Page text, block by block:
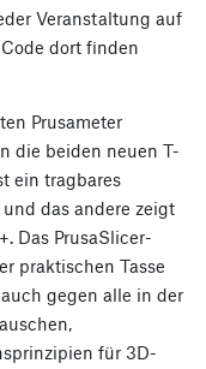
Veranstaltung auf
dort finden
Prusameter
die beiden neuen T-
ein tragbares
das andere zeigt
Das PrusaSlicer-
praktischen Tasse
gegen alle in der
für 3D-